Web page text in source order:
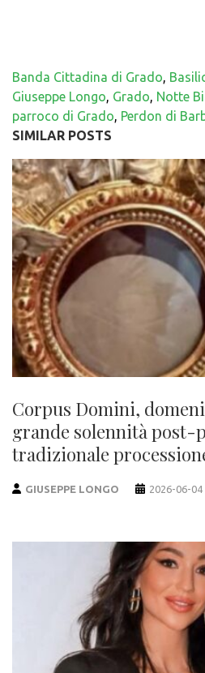
Banda Cittadina di Grado,
Giuseppe Longo, Grado, Notte
parroco di Grado, Perdon di
SIMILAR POSTS
Corpus Domini,
grande solennità post-
tradizionale
GIUSEPPE LONGO 2026-06-04